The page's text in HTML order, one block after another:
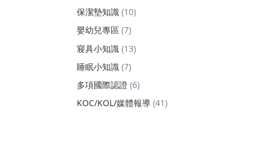
保潔墊知識 (10)
嬰幼兒專區 (7)
寢具小知識 (13)
睡眠小知識 (7)
多項國際認證 (6)
KOC/KOL/媒體報導 (41)